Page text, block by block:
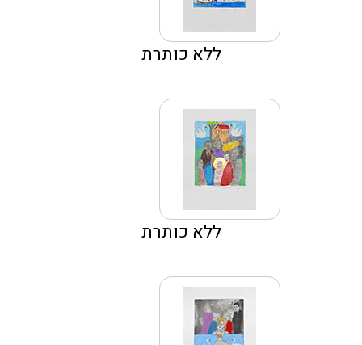
ללא כותרת
ללא כותרת